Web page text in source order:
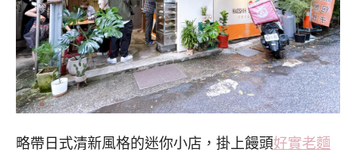
略帶日式清新風格的迷你小店，掛上饅頭好實老麵